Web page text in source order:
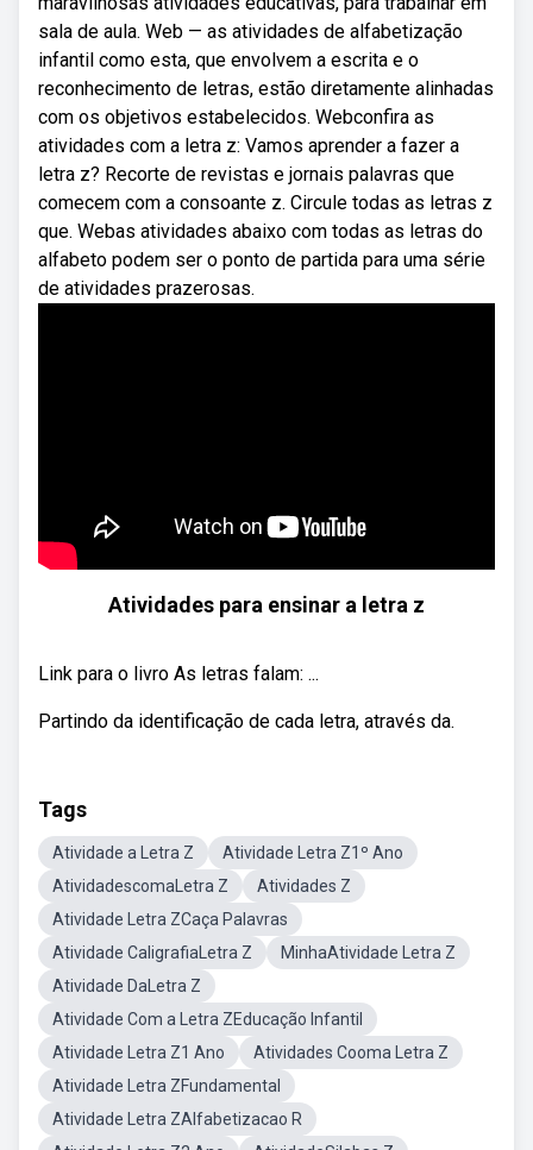
sala de aula. Web — as atividades de alfabetização
infantil como esta, que envolvem a escrita e o
reconhecimento de letras, estão diretamente alinhadas
com os objetivos estabelecidos. Webconfira as
atividades com a letra z: Vamos aprender a fazer a
letra z? Recorte de revistas e jornais palavras que
comecem com a consoante z. Circule todas as letras z
que. Webas atividades abaixo com todas as letras do
alfabeto podem ser o ponto de partida para uma série
de atividades prazerosas.
Atividades para ensinar a letra z
Link para o livro As letras falam: ...
Partindo da identificação de cada letra, através da.
Tags
Atividade a Letra Z
Atividade Letra Z1º Ano
AtividadescomaLetra Z
Atividades Z
Atividade Letra ZCaça Palavras
Atividade CaligrafiaLetra Z
MinhaAtividade Letra Z
Atividade DaLetra Z
Atividade Com a Letra ZEducação Infantil
Atividade Letra Z1 Ano
Atividades Cooma Letra Z
Atividade Letra ZFundamental
Atividade Letra ZAlfabetizacao R